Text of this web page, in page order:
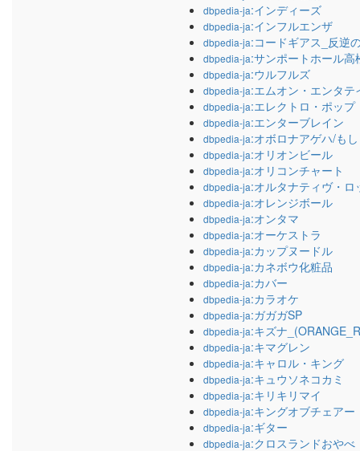
dbpedia-ja:インディーズ
dbpedia-ja:インフルエンザ
dbpedia-ja:コードギアス_反逆
dbpedia-ja:サンポートホール高
dbpedia-ja:ウルフルズ
dbpedia-ja:エムオン・エンタテ
dbpedia-ja:エレクトロ・ポップ
dbpedia-ja:エンターブレイン
dbpedia-ja:オボロナアゲハ/も
dbpedia-ja:オリオンビール
dbpedia-ja:オリコンチャート
dbpedia-ja:オルタナティヴ・ロ
dbpedia-ja:オレンジボール
dbpedia-ja:オンタマ
dbpedia-ja:オーケストラ
dbpedia-ja:カップヌードル
dbpedia-ja:カネボウ化粧品
dbpedia-ja:カバー
dbpedia-ja:カラオケ
dbpedia-ja:ガガガSP
dbpedia-ja:キズナ
dbpedia-ja:キマグレン
dbpedia-ja:キャロル・キング
dbpedia-ja:キュウソネコカミ
dbpedia-ja:キリキリマイ
dbpedia-ja:キングオブチェアー
dbpedia-ja:ギター
dbpedia-ja:クロスランドおやべ